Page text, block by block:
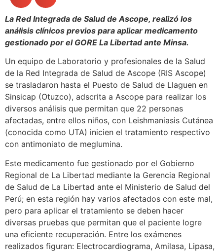
La Red Integrada de Salud de Ascope, realizó los
análisis clínicos previos para aplicar medicamento
gestionado por el GORE La Libertad ante Minsa.
Un equipo de Laboratorio y profesionales de la Salud
de la Red Integrada de Salud de Ascope (RIS Ascope)
se trasladaron hasta el Puesto de Salud de Llaguen en
Sinsicap (Otuzco), adscrita a Ascope para realizar los
diversos análisis que permitan que 22 personas
afectadas, entre ellos niños, con Leishmaniasis Cutánea
(conocida como UTA) inicien el tratamiento respectivo
con antimoniato de meglumina.
Este medicamento fue gestionado por el Gobierno
Regional de La Libertad mediante la Gerencia Regional
de Salud de La Libertad ante el Ministerio de Salud del
Perú; en esta región hay varios afectados con este mal,
pero para aplicar el tratamiento se deben hacer
diversas pruebas que permitan que el paciente logre
una eficiente recuperación. Entre los exámenes
realizados figuran: Electrocardiograma, Amilasa, Lipasa,